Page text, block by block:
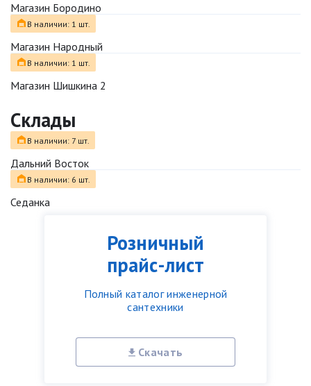
Розничный
прайс-лист
Полный каталог инженерной
сантехники
Скачать
Магазин Бородино
В наличии: 1 шт.
Магазин Народный
В наличии: 1 шт.
Магазин Шишкина 2
Склады
В наличии: 7 шт.
Дальний Восток
В наличии: 6 шт.
Седанка